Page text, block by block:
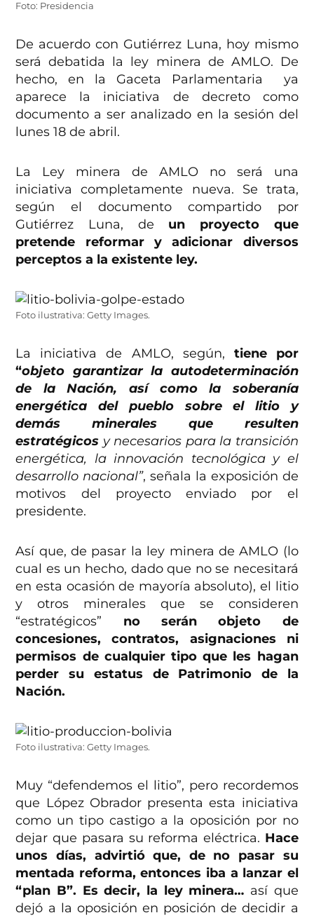
Foto: Presidencia
De acuerdo con Gutiérrez Luna, hoy mismo
será debatida la ley minera de AMLO. De
hecho, en la Gaceta Parlamentaria ya
aparece la iniciativa de decreto como
documento a ser analizado en la sesión del
lunes 18 de abril.
La Ley minera de AMLO no será una
iniciativa completamente nueva. Se trata,
según el documento compartido por
Gutiérrez Luna, de un proyecto que
pretende reformar y adicionar diversos
perceptos a la existente ley.
Foto ilustrativa: Getty Images.
La iniciativa de AMLO, según, tiene por
“objeto garantizar la autodeterminación
de la Nación, así como la soberanía
energética del pueblo sobre el litio y
demás minerales que resulten
estratégicos y necesarios para la transición
energética, la innovación tecnológica y el
desarrollo nacional”, señala la exposición de
motivos del proyecto enviado por el
presidente.
Así que, de pasar la ley minera de AMLO (lo
cual es un hecho, dado que no se necesitará
en esta ocasión de mayoría absoluto), el litio
y otros minerales que se consideren
“estratégicos” no serán objeto de
concesiones, contratos, asignaciones ni
permisos de cualquier tipo que les hagan
perder su estatus de Patrimonio de la
Nación.
Foto ilustrativa: Getty Images.
Muy “defendemos el litio”, pero recordemos
que López Obrador presenta esta iniciativa
como un tipo castigo a la oposición por no
dejar que pasara su reforma eléctrica. Hace
unos días, advirtió que, de no pasar su
mentada reforma, entonces iba a lanzar el
“plan B”. Es decir, la ley minera… así que
dejó a la oposición en posición de decidir a